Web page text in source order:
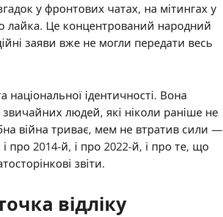
у фронтових чатах, на мітингах у
лайка. Це концентрований народний
заяви вже не могли передати весь
ідентичності. Вона
звичайних людей, які ніколи раніше не
війна триває, мем не втратив сили —
про 2014-й, і про 2022-й, і про те, що
звіти.
відліку